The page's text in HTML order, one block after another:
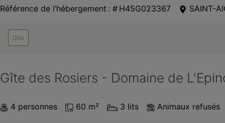
Référence de l’hébergement : # H45G023367 SAINT-
Gîte
Gîte des Rosiers - Domaine de
4 personnes 60 m² 3 lits Animaux refusés